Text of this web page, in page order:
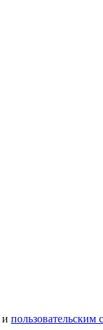
и пользовательским